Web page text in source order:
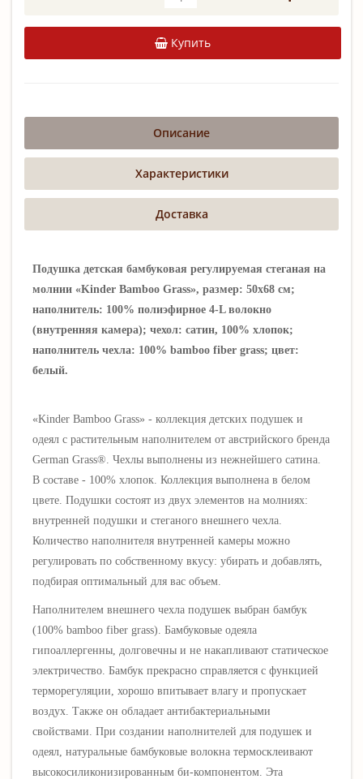
Купить
Описание
Характеристики
Доставка
Подушка детская бамбуковая регулируемая стеганая на
молнии «Kinder Bamboo Grass», размер: 50х68 см;
наполнитель: 100% полиэфирное 4-L волокно
(внутренняя камера); чехол: сатин, 100% хлопок;
наполнитель чехла: 100% bamboo fiber grass; цвет:
белый.
«Kinder Bamboo Grass» - коллекция детских подушек и
одеял с растительным наполнителем от австрийского бренда
German Grass®. Чехлы выполнены из нежнейшего сатина.
В составе - 100% хлопок. Коллекция выполнена в белом
цвете. Подушки состоят из двух элементов на молниях:
внутренней подушки и стеганого внешнего чехла.
Количество наполнителя внутренней камеры можно
регулировать по собственному вкусу: убирать и добавлять,
подбирая оптимальный для вас объем.
Наполнителем внешнего чехла подушек выбран бамбук
(100% bamboo fiber grass). Бамбуковые одеяла
гипоаллергенны, долговечны и не накапливают статическое
электричество. Бамбук прекрасно справляется с функцией
терморегуляции, хорошо впитывает влагу и пропускает
воздух. Также он обладает антибактериальными
свойствами. При создании наполнителей для подушек и
одеял, натуральные бамбуковые волокна термосклеивают
высокосиликонизированным би-компонентом. Эта